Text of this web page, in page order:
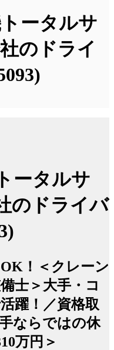
ータルサ
のドライ
ータルサ
のドライバ
！＜クレーン
士＞大手・コ
躍！／資格取
ならではの休
万円＞